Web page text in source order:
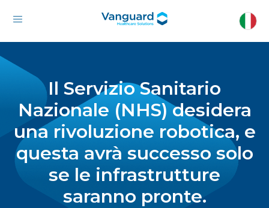
Il Servizio Sanitario
Nazionale (NHS) desidera
una rivoluzione robotica, e
questa avrà successo solo
se le infrastrutture
saranno pronte.